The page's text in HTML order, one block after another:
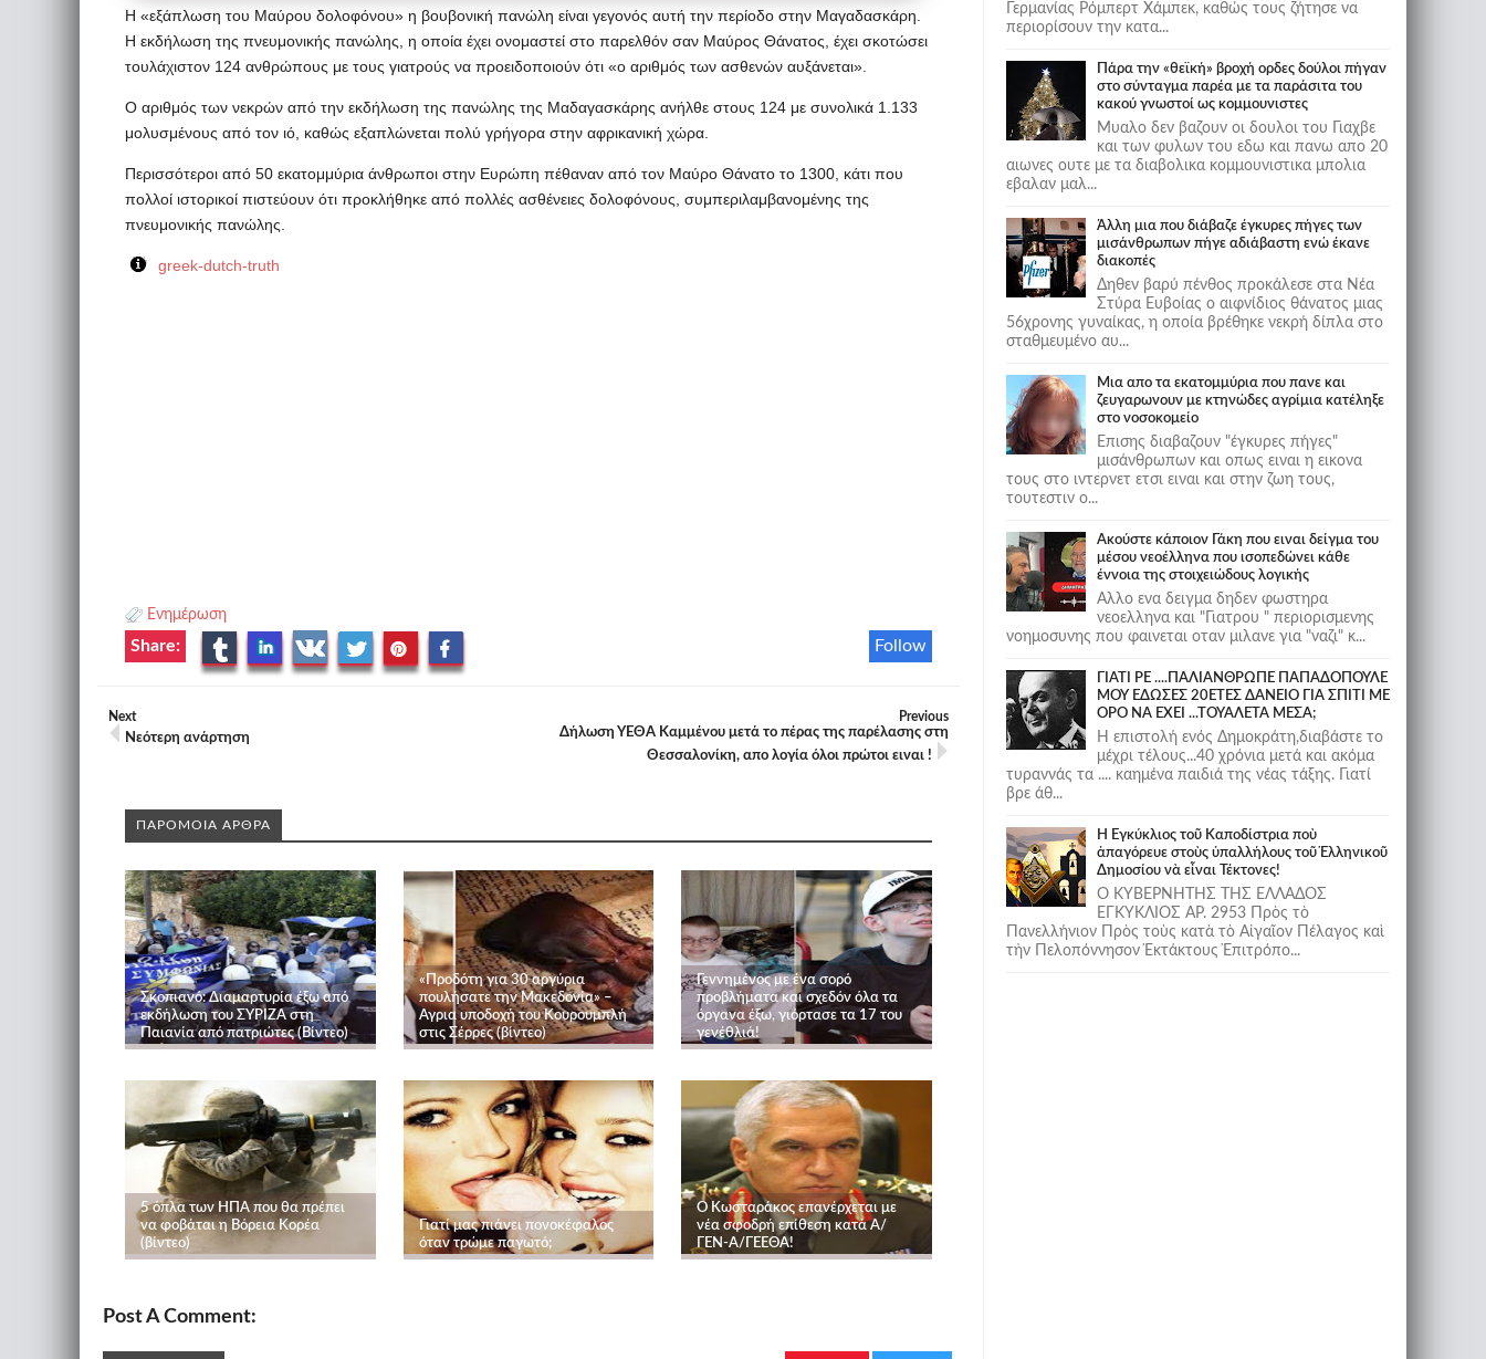
Η «εξάπλωση του Μαύρου δολοφόνου» η βουβονική πανώλη είναι γεγονός αυτή την περίοδο στην Μαγαδασκάρη.
Η εκδήλωση της πνευμονικής πανώλης, η οποία έχει ονομαστεί στο παρελθόν σαν Μαύρος Θάνατος, έχει σκοτώσει
τουλάχιστον 124 ανθρώπους με τους γιατρούς να προειδοποιούν ότι «ο αριθμός των ασθενών αυξάνεται».
Ο αριθμός των νεκρών από την εκδήλωση της πανώλης της Μαδαγασκάρης ανήλθε στους 124 με συνολικά 1.133
μολυσμένους από τον ιό, καθώς εξαπλώνεται πολύ γρήγορα στην αφρικανική χώρα.
Περισσότεροι από 50 εκατομμύρια άνθρωποι στην Ευρώπη πέθαναν από τον Μαύρο Θάνατο το 1300, κάτι που
πολλοί ιστορικοί πιστεύουν ότι προκλήθηκε από πολλές ασθένειες δολοφόνους, συμπεριλαμβανομένης της
πνευμονικής πανώλης.
greek-dutch-truth
Ενημέρωση
Follow
Share:
Next
Νεότερη ανάρτηση
Previous
Δήλωση ΥΕΘΑ Καμμένου μετά το πέρας της παρέλασης στη
Θεσσαλονίκη, απο λογία όλοι πρώτοι ειναι !
ΠΑΡΟΜΟΙΑ ΑΡΘΡΑ
Σκοπιανό: Διαμαρτυρία έξω από
εκδήλωση του ΣΥΡΙΖΑ στη
Παιανία από πατριώτες (Βίντεο)
«Προδότη για 30 αργύρια
πουλήσατε την Μακεδονία» –
Αγρια υποδοχή του Κουρουμπλή
στις Σέρρες (βίντεο)
Γεννημένος με ένα σορό
προβλήματα και σχεδόν όλα τα
όργανα έξω, γιόρτασε τα 17 του
γενέθλιά!
5 όπλα των ΗΠΑ που θα πρέπει
να φοβάται η Βόρεια Κορέα
(βίντεο)
Γιατί μας πιάνει πονοκέφαλος
όταν τρώμε παγωτό;
Ο Κωσταράκος επανέρχεται με
νέα σφοδρή επίθεση κατά Α/
ΓΕΝ-Α/ΓΕΕΘΑ!
Post A Comment:
Γερμανίας Ρόμπερτ Χάμπεκ, καθώς τους ζήτησε να
περιορίσουν την κατα...
Πάρα την «θεϊκή» βροχή ορδες δούλοι πήγαν
στο σύνταγμα παρέα με τα παράσιτα του
κακού γνωστοί ως κομμουνιστες
Μυαλο δεν βαζουν οι δουλοι του Γιαχβε
και των φυλων του εδω και πανω απο 20
αιωνες ουτε με τα διαβολικα κομμουνιστικα μπολια
εβαλαν μαλ...
Άλλη μια που διάβαζε έγκυρες πήγες των
μισάνθρωπων πήγε αδιάβαστη ενώ έκανε
διακοπές
Δηθεν βαρύ πένθος προκάλεσε στα Νέα
Στύρα Ευβοίας ο αιφνίδιος θάνατος μιας
56χρονης γυναίκας, η οποία βρέθηκε νεκρή δίπλα στο
σταθμευμένο αυ...
Μια απο τα εκατομμύρια που πανε και
ζευγαρωνουν με κτηνώδες αγρίμια κατέληξε
στο νοσοκομείο
Επισης διαβαζουν "έγκυρες πήγες"
μισάνθρωπων και οπως ειναι η εικονα
τους στο ιντερνετ ετσι ειναι και στην ζωη τους,
τουτεστιν ο...
Ακούστε κάποιον Γάκη που ειναι δείγμα του
μέσου νεοέλληνα που ισοπεδώνει κάθε
έννοια της στοιχειώδους λογικής
Αλλο ενα δειγμα δηδεν φωστηρα
νεοελληνα και "Γιατρου " περιορισμενης
νοημοσυνης που φαινεται οταν μιλανε για "ναζι" κ...
ΓΙΑΤΙ ΡΕ ....ΠΑΛΙΑΝΘΡΩΠΕ ΠΑΠΑΔΟΠΟΥΛΕ
ΜΟΥ ΕΔΩΣΕΣ 20ΕΤΕΣ ΔΑΝΕΙΟ ΓΙΑ ΣΠΙΤΙ ΜΕ
ΟΡΟ ΝΑ ΕΧΕΙ ...ΤΟΥΑΛΕΤΑ ΜΕΣΑ;
Η επιστολή ενός Δημοκράτη,διαβάστε το
μέχρι τέλους...40 χρόνια μετά και ακόμα
τυραννάς τα .... καημένα παιδιά της νέας τάξης. Γιατί
βρε άθ...
Ἡ Ἐγκύκλιος τοῦ Καποδίστρια ποὺ
ἀπαγόρευε στοὺς ὑπαλλήλους τοῦ Ἑλληνικοῦ
Δημοσίου νὰ εἶναι Τέκτονες!
Ο ΚΥΒΕΡΝΗΤΗΣ ΤΗΣ ΕΛΛΑΔΟΣ
ΕΓΚΥΚΛΙΟΣ ΑΡ. 2953 Πρὸς τὸ
Πανελλήνιον Πρὸς τοὺς κατὰ τὸ Αἰγαῖον Πέλαγος καὶ
τὴν Πελοπόννησον Ἐκτάκτους Ἐπιτρόπο...